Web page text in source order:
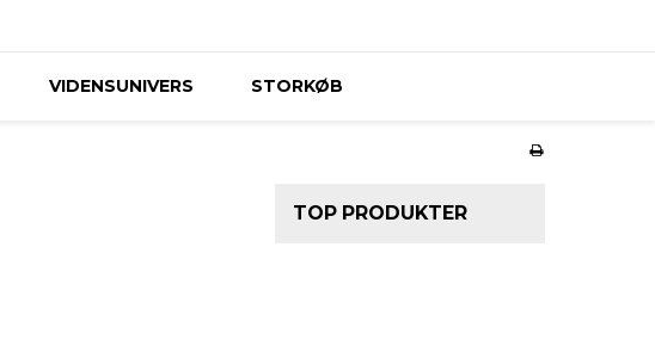
VIDENSUNIVERS STORKØB
TOP PRODUKTER